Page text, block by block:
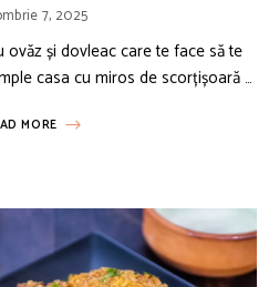
7, 2025
ovăz și dovleac care te face să te
casa cu miros de scorțișoară …
MORE